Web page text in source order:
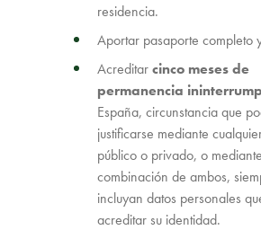
residencia.
Aportar pasaporte completo
Acreditarcinco meses de
permanencia
España, circunstancia que
justificarse mediante
público o privado, o
combinación de ambos,
incluyan datos personales
acreditar su identidad.